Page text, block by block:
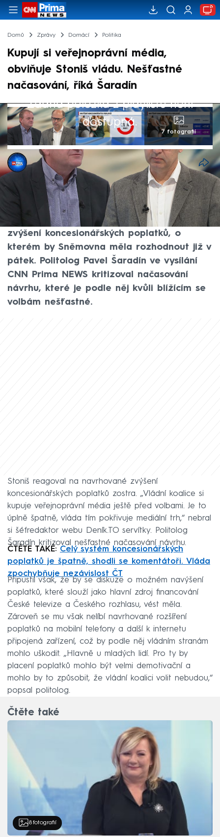
Domů Zprávy Domácí Politika
Kupují si veřejnoprávní média,
obviňuje Stoniš vládu. Nešťastné
načasování, říká Šaradín
Žádná položka z playlistu není
dostupná.
7 fotografií
Michael Cardal
13. úno 2025, 22:28
Vládní koalice si kupuje veřejnoprávní
média, obvinil novinář Marek Stoniš kabinet
Petra Fialy. Reagoval tak na navrhované
zvýšení koncesionářských poplatků, o
kterém by Sněmovna měla rozhodnout již v
pátek. Politolog Pavel Šaradín ve vysílání
CNN Prima NEWS kritizoval načasování
návrhu, které je podle něj kvůli blížícím se
volbám nešťastné.
Stoniš reagoval na navrhované zvýšení
koncesionářských poplatků zostra. „Vládní koalice si
kupuje veřejnoprávní média ještě před volbami. Je to
úplně špatně, vláda tím pokřivuje mediální trh,“ nebral
si šéfredaktor webu Deník.TO servítky. Politolog
Šaradín kritizoval nešťastné načasování návrhu.
ČTĚTE TAKÉ: Celý systém koncesionářských
poplatků je špatně, shodli se komentátoři. Vláda
zpochybňuje nezávislost ČT
Připustil však, že by se diskuze o možném navýšení
poplatků, které slouží jako hlavní zdroj financování
České televize a Českého rozhlasu, vést měla.
Zároveň se mu však nelíbí navrhované rozšíření
poplatků na mobilní telefony a další k internetu
připojená zařízení, což by podle něj vládním stranám
mohlo uškodit. „Hlavně u mladých lidí. Pro ty by
placení poplatků mohlo být velmi demotivační a
mohlo by to způsobit, že vládní koalici volit nebudou,“
popsal politolog.
Čtěte také
8 fotografií